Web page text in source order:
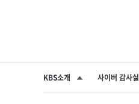
KBS소개 사이버 감사실